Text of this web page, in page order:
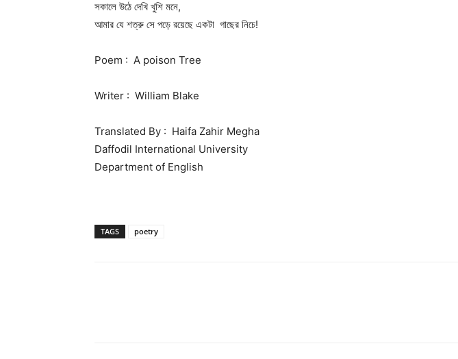
সকালে উঠে দেখি খুশি মনে,
আমার যে শত্রু সে পড়ে রয়েছে একটা গাছের নিচে!
Poem : A poison Tree
Writer : William Blake
Translated By : Haifa Zahir Megha
Daffodil International University
Department of English
TAGS poetry